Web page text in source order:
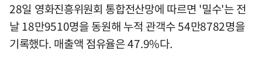
28일 영화진흥위원회 통합전산망에 따르면 '밀수'는 전
날 18만9510명을 동원해 누적 관객수 54만8782명을
기록했다. 매출액 점유율은 47.9%다.